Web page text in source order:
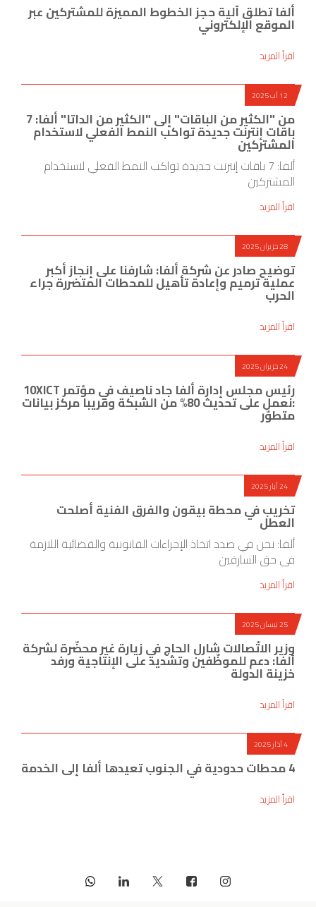
ألفا تطلق آلية حجز الخطوط المميزة للمشتركين عبر
الموقع الإلكتروني
اقرأ المزيد
12 آب 2025
من "الكثير من الباقات" إلى "الكثير من الداتا" ألفا: 7
باقات إنترنت جديدة تواكب النمط الفعلي لاستخدام
المشتركين
ألفا: 7 باقات إنترنت جديدة تواكب النمط الفعلي لاستخدام
المشتركين
اقرأ المزيد
28 حزيران 2025
توضيح صادر عن شركة ألفا: شارفنا على إنجاز أكبر
عملية ترميم وإعادة تأهيل للمحطات المتضررة جراء
الحرب
اقرأ المزيد
24 حزيران 2025
رئيس مجلس إدارة ألفا جاد ناصيف في مؤتمر 10XICT
:نعمل على تحديث 80% من الشبكة وقريبا مركز بيانات
متطوّر
اقرأ المزيد
24 أيار 2025
تخريب في محطة بيقون والفرق الفنية أصلحت
العطل
ألفا: نحن في صدد اتخاذ الإجراءات القانونية والقضائية اللازمة
في حق السارقين
اقرأ المزيد
25 نيسان 2025
وزير الاتّصالات شارل الحاج في زيارة غير محضّرة لشركة
ألفا: دعم للموظّفين وتشديد على الإنتاجية ورفد
خزينة الدولة
اقرأ المزيد
4 آذار 2025
4 محطات حدودية في الجنوب تعيدها ألفا إلى الخدمة
اقرأ المزيد